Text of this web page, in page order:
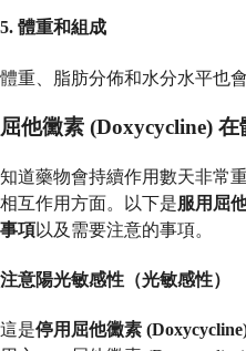
5. 體重和組成
體重、脂肪分佈和水分水平也
屈他黴素 (Doxycycline)
知道藥物會持續作用數天非常
相互作用方面。以下是服用屈
事項以及需要注意的事項。
注意陽光敏感性（光敏感性）
這是停用屈他黴素